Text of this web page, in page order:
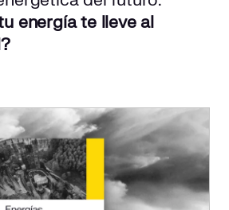
energía te lleve al